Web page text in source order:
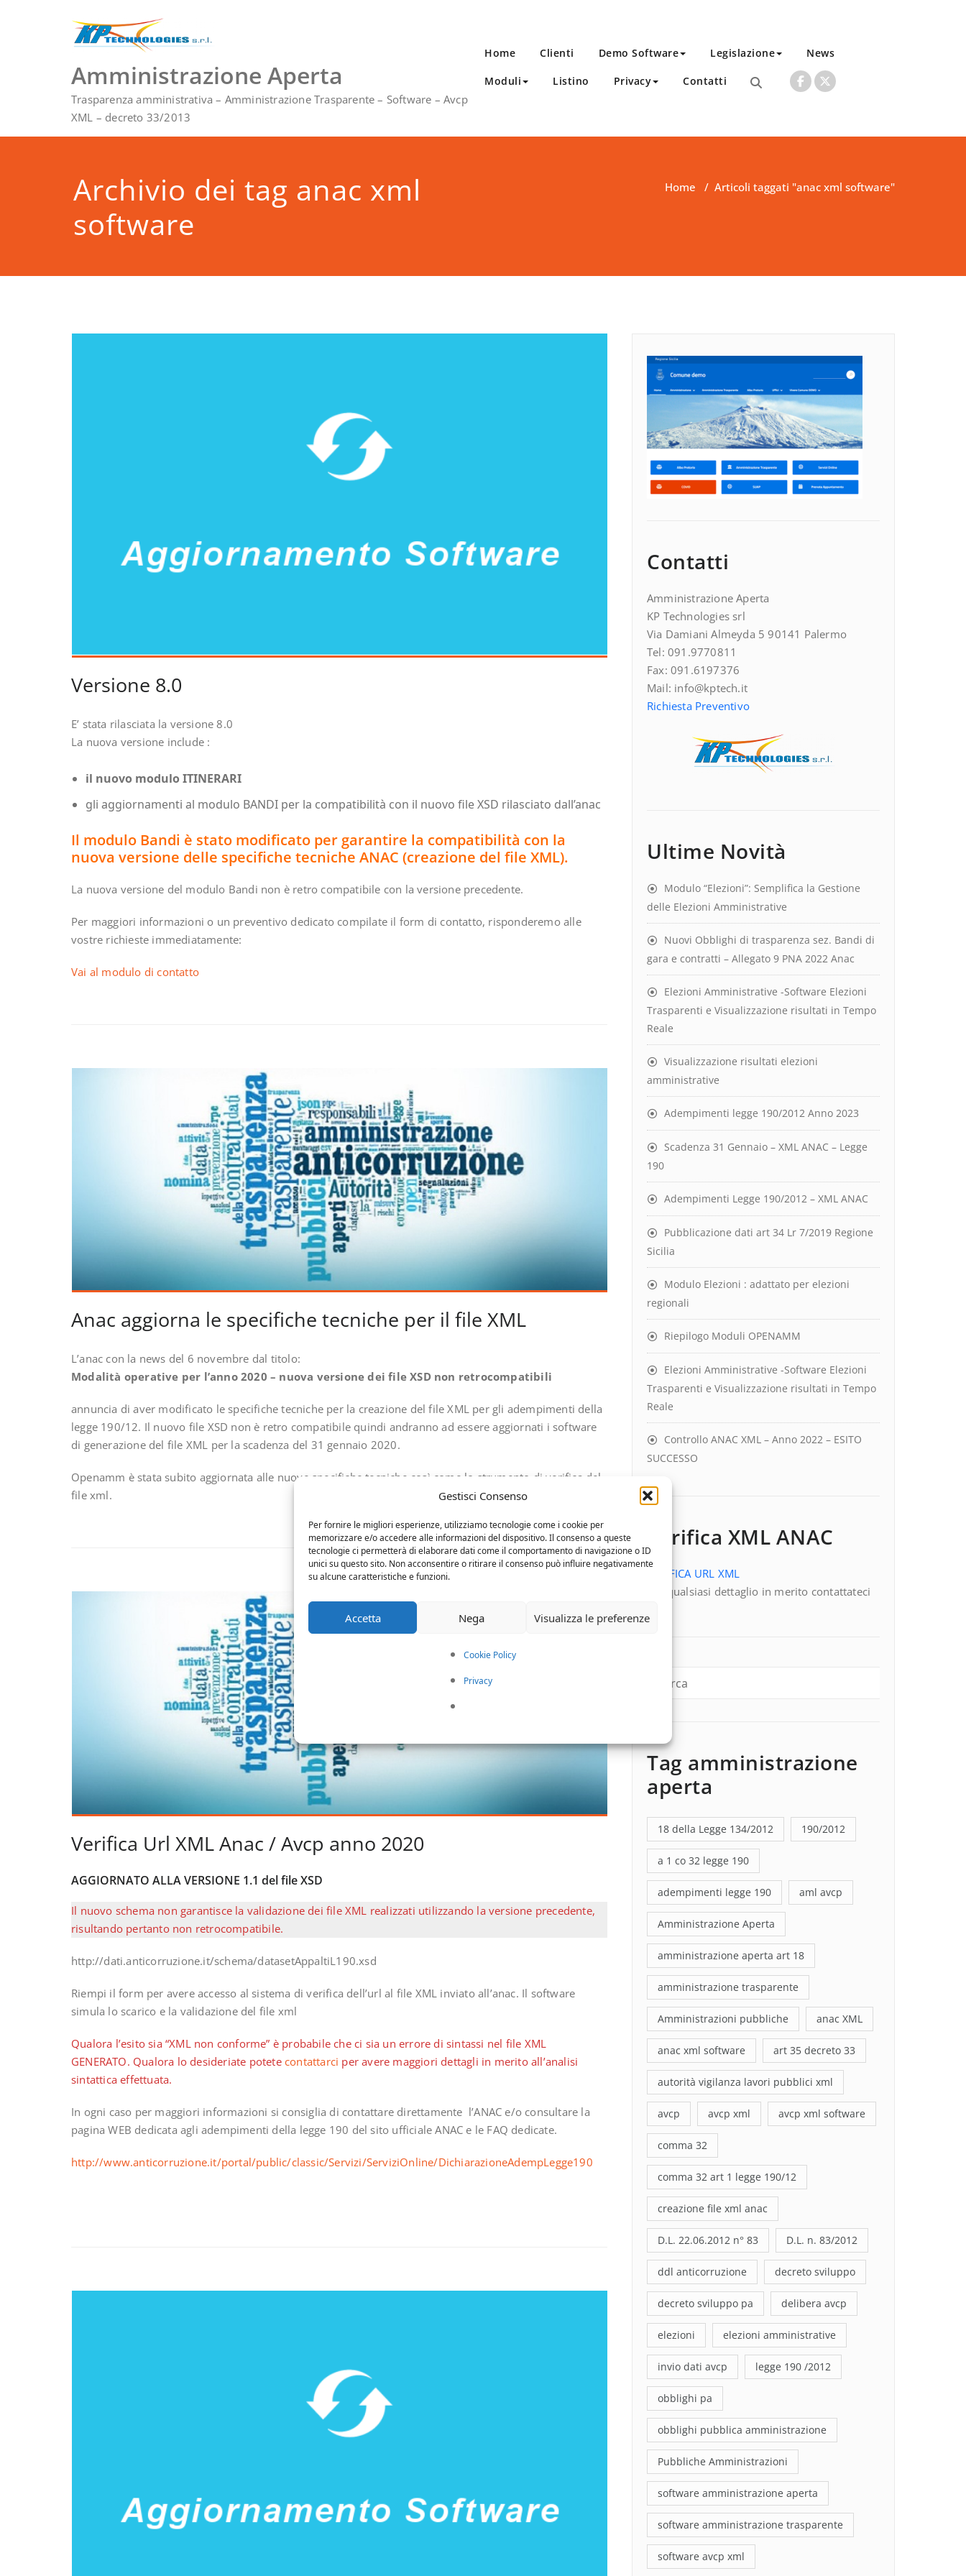
Gestisci Consenso
Per fornire le migliori esperienze, utilizziamo tecnologie come i cookie per
memorizzare e/o accedere alle informazioni del dispositivo. Il consenso a queste
tecnologie ci permetterà di elaborare dati come il comportamento di navigazione o ID
unici su questo sito. Non acconsentire o ritirare il consenso può influire negativamente
su alcune caratteristiche e funzioni.
Accetta Nega Visualizza le preferenze
Cookie Policy
Privacy
Amministrazione Aperta
Trasparenza amministrativa – Amministrazione Trasparente – Software – Avcp
XML – decreto 33/2013
Home Clienti Demo Software Legislazione News
Moduli Listino Privacy Contatti
Archivio dei tag anac xml
software
Home / Articoli taggati "anac xml software"
Versione 8.0
E’ stata rilasciata la versione 8.0
La nuova versione include :
il nuovo modulo ITINERARI
gli aggiornamenti al modulo BANDI per la compatibilità con il nuovo file XSD rilasciato dall’anac
Il modulo Bandi è stato modificato per garantire la compatibilità con la
nuova versione delle specifiche tecniche ANAC (creazione del file XML).
La nuova versione del modulo Bandi non è retro compatibile con la versione precedente.
Per maggiori informazioni o un preventivo dedicato compilate il form di contatto, risponderemo alle
vostre richieste immediatamente:
Vai al modulo di contatto
Anac aggiorna le specifiche tecniche per il file XML
L’anac con la news del 6 novembre dal titolo:
Modalità operative per l’anno 2020 – nuova versione dei file XSD non retrocompatibili
annuncia di aver modificato le specifiche tecniche per la creazione del file XML per gli adempimenti della
legge 190/12. Il nuovo file XSD non è retro compatibile quindi andranno ad essere aggiornati i software
di generazione del file XML per la scadenza del 31 gennaio 2020.
Openamm è stata subito aggiornata alle nuove specifiche tecniche così come lo strumento di verifica del
file xml.
Verifica Url XML Anac / Avcp anno 2020
AGGIORNATO ALLA VERSIONE 1.1 del file XSD
Il nuovo schema non garantisce la validazione dei file XML realizzati utilizzando la versione precedente,
risultando pertanto non retrocompatibile.
http://dati.anticorruzione.it/schema/datasetAppaltiL190.xsd
Riempi il form per avere accesso al sistema di verifica dell’url al file XML inviato all’anac. Il software
simula lo scarico e la validazione del file xml
Qualora l’esito sia “XML non conforme” è probabile che ci sia un errore di sintassi nel file XML
GENERATO. Qualora lo desideriate potetecontattarci per avere maggiori dettagli in merito all’analisi
sintattica effettuata.
In ogni caso per maggiori informazioni si consiglia di contattare direttamente l’ANAC e/o consultare la
pagina WEB dedicata agli adempimenti della legge 190 del sito ufficiale ANAC e le FAQ dedicate.
http://www.anticorruzione.it/portal/public/classic/Servizi/ServiziOnline/DichiarazioneAdempLegge190
Contatti
Amministrazione Aperta
KP Technologies srl
Via Damiani Almeyda 5 90141 Palermo
Tel: 091.9770811
Fax: 091.6197376
Mail: info@kptech.it
Richiesta Preventivo
Ultime Novità
Modulo “Elezioni”: Semplifica la Gestione
delle Elezioni Amministrative
Nuovi Obblighi di trasparenza sez. Bandi di
gara e contratti – Allegato 9 PNA 2022 Anac
Elezioni Amministrative -Software Elezioni
Trasparenti e Visualizzazione risultati in Tempo
Reale
Visualizzazione risultati elezioni
amministrative
Adempimenti legge 190/2012 Anno 2023
Scadenza 31 Gennaio – XML ANAC – Legge
190
Adempimenti Legge 190/2012 – XML ANAC
Pubblicazione dati art 34 Lr 7/2019 Regione
Sicilia
Modulo Elezioni : adattato per elezioni
regionali
Riepilogo Moduli OPENAMM
Elezioni Amministrative -Software Elezioni
Trasparenti e Visualizzazione risultati in Tempo
Reale
Controllo ANAC XML – Anno 2022 – ESITO
SUCCESSO
Verifica XML ANAC
VERIFICA URL XML
Per qualsiasi dettaglio in merito contattateci
Tag amministrazione
aperta
18 della Legge 134/2012 190/2012
a 1 co 32 legge 190
adempimenti legge 190 aml avcp
Amministrazione Aperta
amministrazione aperta art 18
amministrazione trasparente
Amministrazioni pubbliche anac XML
anac xml software art 35 decreto 33
autorità vigilanza lavori pubblici xml
avcp avcp xml avcp xml software
comma 32
comma 32 art 1 legge 190/12
creazione file xml anac
D.L. 22.06.2012 n° 83 D.L. n. 83/2012
ddl anticorruzione decreto sviluppo
decreto sviluppo pa delibera avcp
elezioni elezioni amministrative
invio dati avcp legge 190 /2012
obblighi pa
obblighi pubblica amministrazione
Pubbliche Amministrazioni
software amministrazione aperta
software amministrazione trasparente
software avcp xml